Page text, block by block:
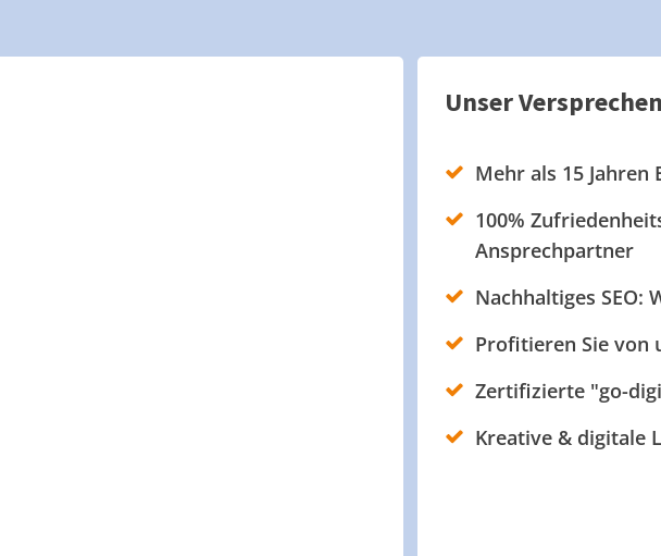
Unser
Mehr als 15
100%
Ansprechpartner
Nachhaltiges
Profitieren Sie von
Zertifizierte "go-
Kreative & digitale